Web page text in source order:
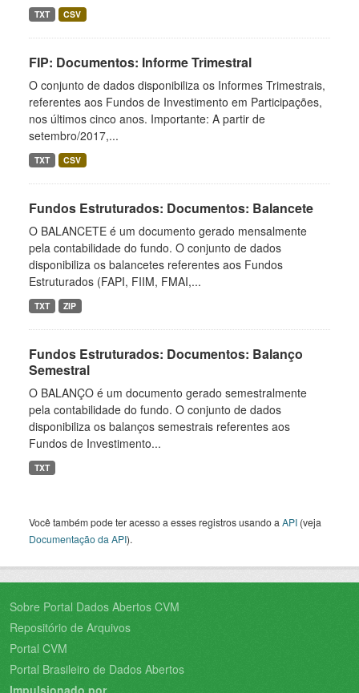
TXT CSV
FIP: Documentos: Informe Trimestral
O conjunto de dados disponibiliza os Informes Trimestrais,
referentes aos Fundos de Investimento em Participações,
nos últimos cinco anos. Importante: A partir de
setembro/2017,...
TXT CSV
Fundos Estruturados: Documentos: Balancete
O BALANCETE é um documento gerado mensalmente
pela contabilidade do fundo. O conjunto de dados
disponibiliza os balancetes referentes aos Fundos
Estruturados (FAPI, FIIM, FMAI,...
TXT ZIP
Fundos Estruturados: Documentos: Balanço
Semestral
O BALANÇO é um documento gerado semestralmente
pela contabilidade do fundo. O conjunto de dados
disponibiliza os balanços semestrais referentes aos
Fundos de Investimento...
TXT
Você também pode ter acesso a esses registros usando a API (veja
Documentação da API).
Sobre Portal Dados Abertos CVM
Repositório de Arquivos
Portal CVM
Portal Brasileiro de Dados Abertos
Impulsionado por